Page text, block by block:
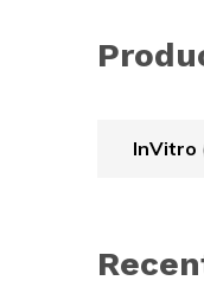
InVitro